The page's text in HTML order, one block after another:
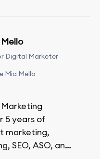
Digital Marketer
Mia Mello
Marketing
5 years of
marketing,
SEO, ASO, and